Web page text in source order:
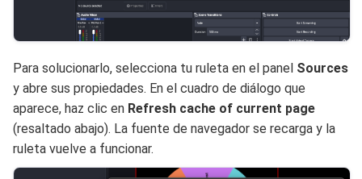
Para solucionarlo, selecciona tu ruleta en el panel Sources
y abre sus propiedades. En el cuadro de diálogo que
aparece, haz clic en Refresh cache of current page
(resaltado abajo). La fuente de navegador se recarga y la
ruleta vuelve a funcionar.